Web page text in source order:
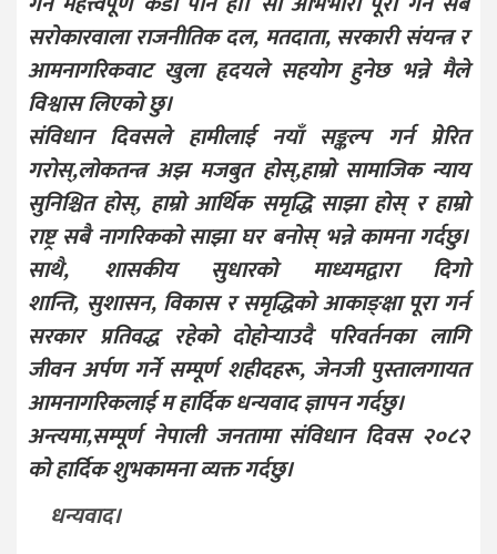
सरोकारवाला राजनीतिक दल, मतदाता, सरकारी संयन्त्र र
आमनागरिकवाट खुला हृदयले सहयोग हुनेछ भन्ने मैले
विश्वास लिएको छु।
संविधान दिवसले हामीलाई नयाँ सङ्कल्प गर्न प्रेरित
गरोस्,लोकतन्त्र अझ मजबुत होस्,हाम्रो सामाजिक न्याय
सुनिश्चित होस्, हाम्रो आर्थिक समृद्धि साझा होस् र हाम्रो
राष्ट्र सबै नागरिकको साझा घर बनोस् भन्ने कामना गर्दछु।
साथै, शासकीय सुधारको माध्यमद्वारा दिगो
शान्ति, सुशासन, विकास र समृद्धिको आकाङ्क्षा पूरा गर्न
सरकार प्रतिवद्ध रहेको दोहोर्‍याउदै परिवर्तनका लागि
जीवन अर्पण गर्ने सम्पूर्ण शहीदहरू, जेनजी पुस्तालगायत
आमनागरिकलाई म हार्दिक धन्यवाद ज्ञापन गर्दछु।
अन्त्यमा,सम्पूर्ण नेपाली जनतामा संविधान दिवस २०८२
को हार्दिक शुभकामना व्यक्त गर्दछु।
धन्यवाद।